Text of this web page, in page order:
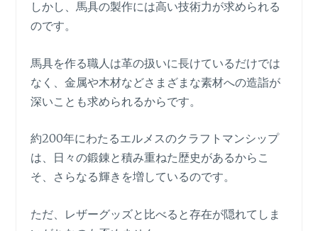
しかし、馬具の製作には高い技術力が求められる
のです。
馬具を作る職人は革の扱いに長けているだけでは
なく、金属や木材などさまざまな素材への造詣が
深いことも求められるからです。
約200年にわたるエルメスのクラフトマンシップ
は、日々の鍛錬と積み重ねた歴史があるからこ
そ、さらなる輝きを増しているのです。
ただ、レザーグッズと比べると存在が隠れてしま